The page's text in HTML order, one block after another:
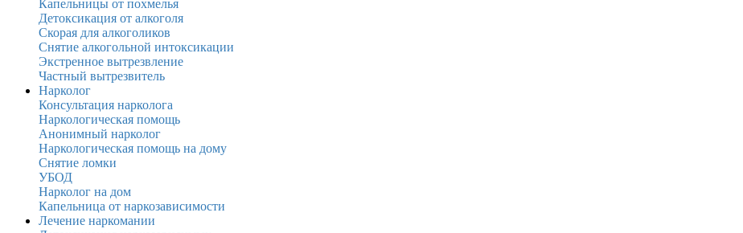
Капельницы от похмелья
Детоксикация от алкоголя
Скорая для алкоголиков
Снятие алкогольной интоксикации
Экстренное вытрезвление
Частный вытрезвитель
Нарколог
Консультация нарколога
Наркологическая помощь
Анонимный нарколог
Наркологическая помощь на дому
Снятие ломки
УБОД
Нарколог на дом
Капельница от наркозависимости
Лечение наркомании